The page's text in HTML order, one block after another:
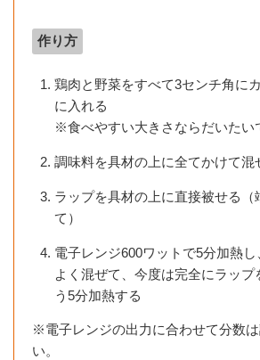
作り方
鶏肉と野菜をすべて3センチ角に
に入れる
※食べやすい大きさならだいたい
調味料を具材の上に全てかけて混
ラップを具材の上に直接被せる（
て）
電子レンジ600ワットで5分加熱
よく混ぜて、今度は完全にラップ
う5分加熱する
※電子レンジの出力に合わせて分数
い。